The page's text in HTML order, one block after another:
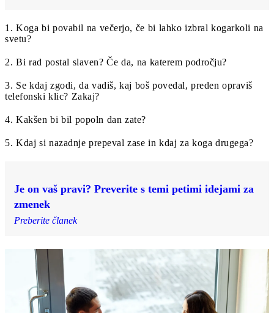
1. Koga bi povabil na večerjo, če bi lahko izbral kogarkoli na
svetu?
2. Bi rad postal slaven? Če da, na katerem področju?
3. Se kdaj zgodi, da vadiš, kaj boš povedal, preden opraviš
telefonski klic? Zakaj?
4. Kakšen bi bil popoln dan zate?
5. Kdaj si nazadnje prepeval zase in kdaj za koga drugega?
Je on vaš pravi? Preverite s temi petimi idejami za
zmenek
Preberite članek